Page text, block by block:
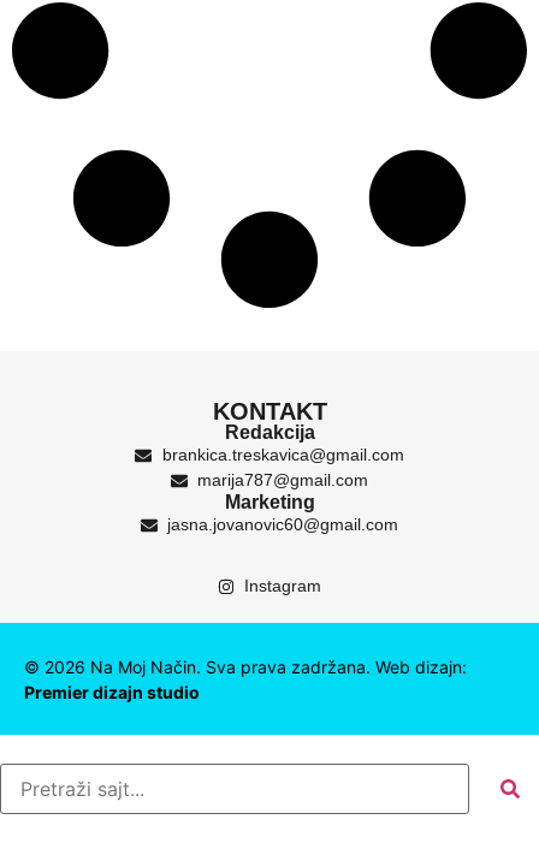
KONTAKT
Redakcija
brankica.treskavica@gmail.com
marija787@gmail.com
Marketing
jasna.jovanovic60@gmail.com
Instagram
© 2026 Na Moj Način. Sva prava zadržana. Web dizajn:
Premier dizajn studio